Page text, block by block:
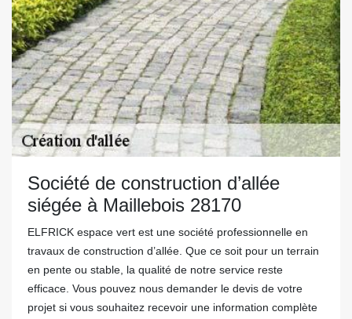
Société de construction d’allée
siégée à Maillebois 28170
ELFRICK espace vert est une société professionnelle en
travaux de construction d’allée. Que ce soit pour un terrain
en pente ou stable, la qualité de notre service reste
efficace. Vous pouvez nous demander le devis de votre
projet si vous souhaitez recevoir une information complète